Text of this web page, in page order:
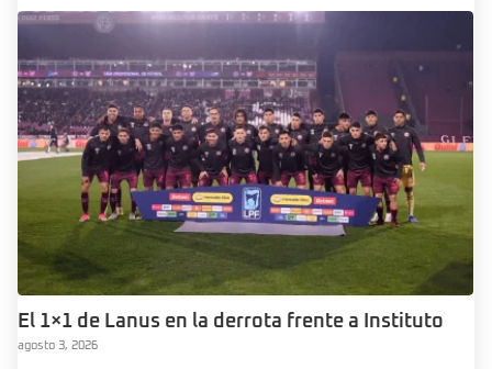
El 1×1 de Lanus en la derrota frente a Instituto
agosto 3, 2026